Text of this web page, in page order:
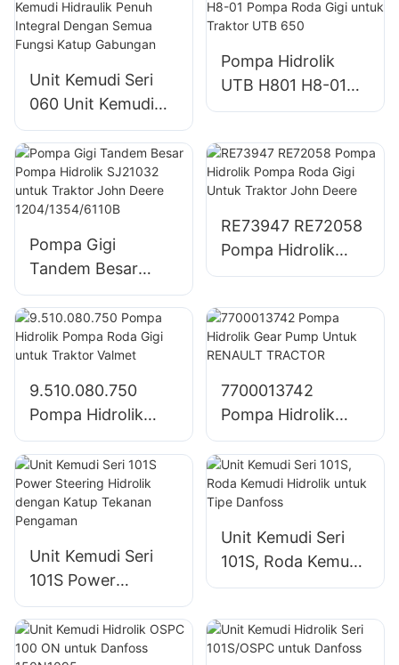
Unit Kemudi Seri
060 Unit Kemudi
Hidraulik Penuh
Integral Dengan
Semua Fungsi
Katup Gabungan
Pompa Hidrolik
UTB H801 H8-01
Pompa Roda Gigi
650
Pompa Gigi
Tandem Besar
Pompa Hidrolik
SJ21032 untuk
Traktor John Deere
1204/1354/6110B
RE73947 RE72058
Pompa Hidrolik
Pompa Roda Gigi
Deere
9.510.080.750
Pompa Hidrolik
Pompa Roda Gigi
untuk Traktor
Valmet
7700013742
Pompa Hidrolik
Gear Pump Untuk
RENAULT
TRACTOR
Unit Kemudi Seri
101S Power
Steering Hidrolik
dengan Katup
Tekanan
Unit Kemudi Seri
101S, Roda Kemudi
Hidrolik untuk Tipe